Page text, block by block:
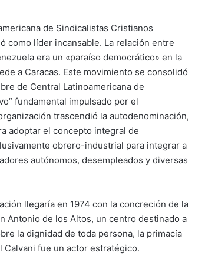
de Sindicalistas Cristianos
como líder incansable. La relación entre
era un «paraíso democrático» en la
a Caracas. Este movimiento se consolidó
de Central Latinoamericana de
fundamental impulsado por el
trascendió la autodenominación,
adoptar el concepto integral de
obrero-industrial para integrar a
autónomos, desempleados y diversas
llegaría en 1974 con la concreción de la
Antonio de los Altos, un centro destinado a
la dignidad de toda persona, la primacía
fue un actor estratégico.